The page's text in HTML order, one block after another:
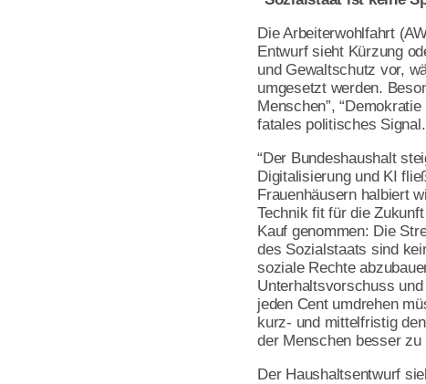
Kinder- und Jugendhilfe
Öffentlichkeitsarbeit
Qualitätsmanagement
Umwelt- und
Referat Finanzen
Initiative Transparente Zivilgesellschaft
Verbandsinformationen
Aktivitäten im Land
Handbuch für AWO
Kopiervorlagen
Lotte Lemke Engagement Preis
AWO gegen Rassismus
Die Arbeiterwohlfahrt
Entwurf sieht Kürzung
und Gewaltschutz vor,
umgesetzt werden.
Menschen”,
fatales politisches
“Der Bundeshaushalt
Digitalisierung und KI
Frauenhäusern halbiert
Technik fit für die
Kauf genommen: Die
des Sozialstaats sind
soziale Rechte
Unterhaltsvorschuss
jeden Cent umdrehen
kurz- und mittelfristig
der Menschen besser zu
Der Haushaltsentwurf